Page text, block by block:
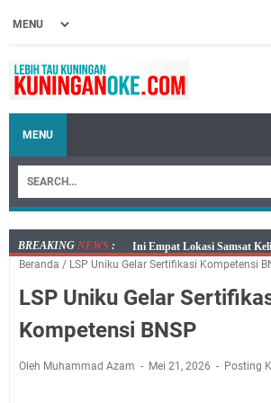
MENU
BREAKING NEWS :
Jumat 7 Agustus 2026 Mobil
Kecamatan Sindangagung
Embun Pagi Jumat 8
Kelaparan Meskipun
Salat Lima Waktu itu Bukan
Beranda / LSP Uniku Gelar Sertifikasi Kompetensi
LSP Uniku Gelar
Kompetensi BNSP
Oleh Muhammad Azam Mei 21, 2026 Posting